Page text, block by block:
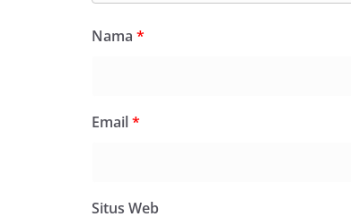
Nama *
Email*
Situs Web